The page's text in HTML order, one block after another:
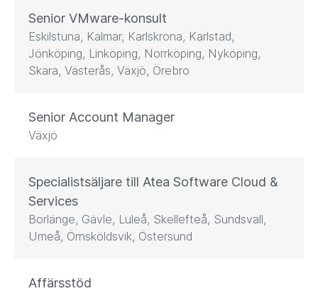
Senior VMware-konsult
Eskilstuna, Kalmar, Karlskrona, Karlstad,
Jönköping, Linköping, Norrköping, Nyköping,
Skara, Västerås, Växjö, Örebro
Senior Account Manager
Växjö
Specialistsäljare till Atea Software Cloud &
Services
Borlänge, Gävle, Luleå, Skellefteå, Sundsvall,
Umeå, Örnsköldsvik, Östersund
Affärsstöd